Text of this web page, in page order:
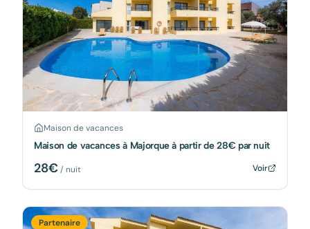
Maison de vacances
Maison de vacances à Majorque à partir de 28€ par nuit
28€/ nuit Voir
Partenaire